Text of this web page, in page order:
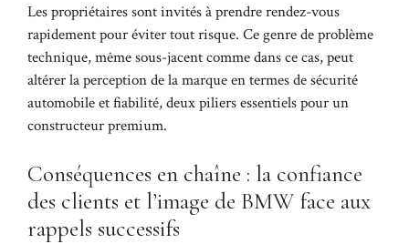
Les propriétaires sont invités à prendre rendez-vous
rapidement pour éviter tout risque. Ce genre de problème
technique, même sous-jacent comme dans ce cas, peut
altérer la perception de la marque en termes de sécurité
automobile et fiabilité, deux piliers essentiels pour un
constructeur premium.
Conséquences en chaîne : la confiance
des clients et l’image de BMW face aux
rappels successifs